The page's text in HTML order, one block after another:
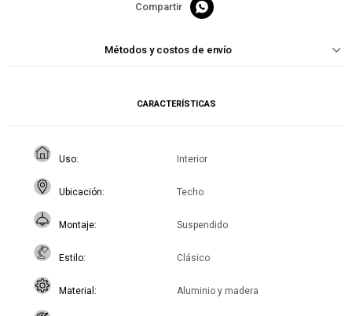

Métodos y costos de envío
CARACTERÍSTICAS
Uso Interior
Ubicación Techo
Montaje Suspendido
Estilo Clásico
Material Aluminio y madera